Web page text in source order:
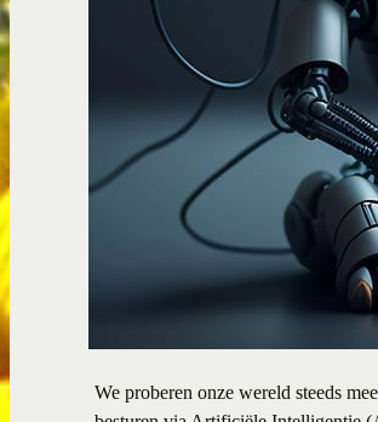
We proberen onze wereld steeds